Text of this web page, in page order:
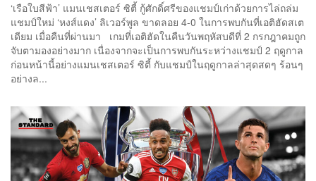
‘เรือใบสีฟ้า’ แมนเชสเตอร์ ซิตี้ กู้ศักดิ์ศรีของแชมป์เก่าด้วยการไล่ถล่ม
แชมป์ใหม่ ‘หงส์แดง’ ลิเวอร์พูล ขาดลอย 4-0 ในการพบกันที่เอติฮัดสเต
เดียม เมื่อคืนที่ผ่านมา เกมที่เอติฮัดในคืนวันพฤหัสบดีที่ 2 กรกฎาคมถูก
จับตามองอย่างมาก เนื่องจากจะเป็นการพบกันระหว่างแชมป์ 2 ฤดูกาล
ก่อนหน้านี้อย่างแมนเชสเตอร์ ซิตี้ กับแชมป์ในฤดูกาลล่าสุดสดๆ ร้อนๆ
อย่างล...